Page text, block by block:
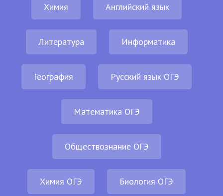
Химия Английский язык
Литература Информатика
География Русский язык ОГЭ
Математика ОГЭ
Обществознание ОГЭ
Химия ОГЭ Биология ОГЭ